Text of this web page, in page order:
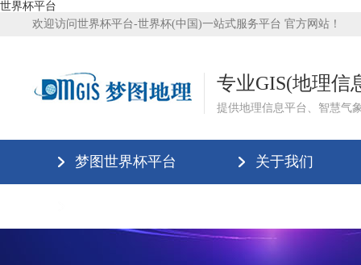
世界杯平台
欢迎访问世界杯平台-世界杯(中国)一站式服务平台 官方网站！
专业GIS(地理信
提供地理信息平台、智慧气
梦图世界杯平台 关于我们